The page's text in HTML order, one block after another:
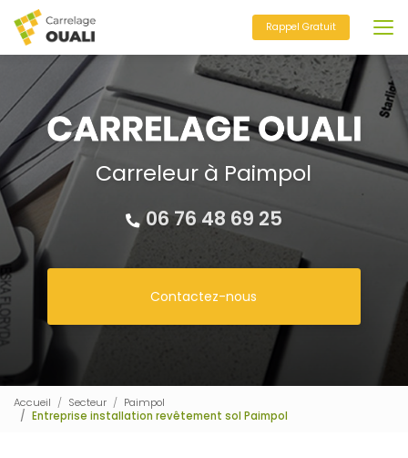
au
contenu
principal
Rappel Gratuit
Carreleur à Paimpol
06 76 48 69 25
Contactez-nous
Accueil Secteur
Paimpol
Entreprise installation revêtement sol Paimpol